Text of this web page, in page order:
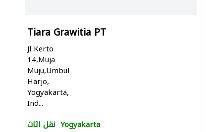
Tiara Grawitia PT
Jl Kerto
14,Muja
Muju,Umbul
Harjo,
Yogyakarta,
Ind...
نقل اثاث Yogyakarta